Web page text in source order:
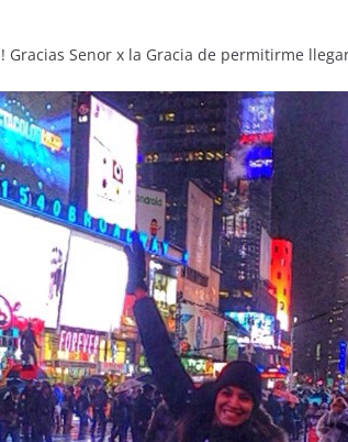
Gracias Senor x la Gracia de permitirme